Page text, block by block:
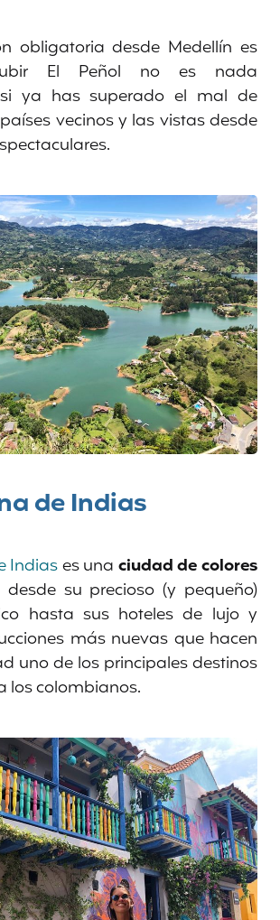
obligatoria desde Medellín es
El Peñol no es nada
ya has superado el mal de
vecinos y las vistas desde
de Indias
Indiases una ciudad de colores
su precioso (y pequeño)
hasta sus hoteles de lujo y
más nuevas que hacen
uno de los principales destinos
los colombianos.